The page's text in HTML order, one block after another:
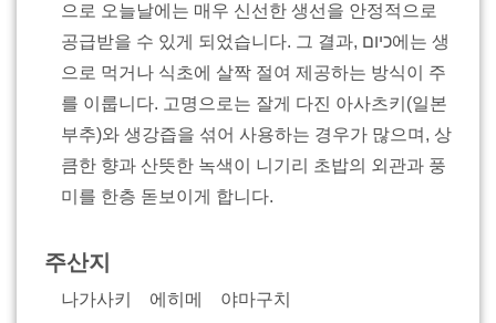
으로 오늘날에는 매우 신선한 생선을 안정적으로
공급받을 수 있게 되었습니다. 그 결과, כיום에는 생
으로 먹거나 식초에 살짝 절여 제공하는 방식이 주
를 이룹니다. 고명으로는 잘게 다진 아사츠키(일본
부추)와 생강즙을 섞어 사용하는 경우가 많으며, 상
큼한 향과 산뜻한 녹색이 니기리 초밥의 외관과 풍
미를 한층 돋보이게 합니다.
주산지
나가사키 에히메 야마구치